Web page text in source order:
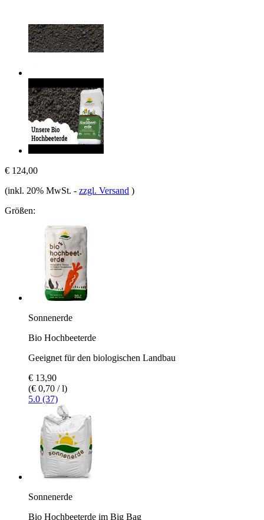
€ 124,00
(inkl. 20% MwSt. - zzgl. Versand )
Größen:
Sonnenerde
Bio Hochbeeterde
Geeignet für den biologischen Landbau
€ 13,90
(€ 0,70 / l)
5.0 (37)
Sonnenerde
Bio Hochbeeterde im Big Bag